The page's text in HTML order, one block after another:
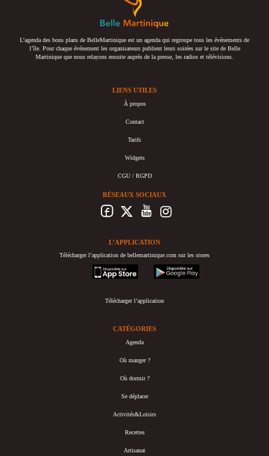
L’agenda des bons plans de BelleMartinique est un agenda qui regroupe tous les événements de
l’île. Pour chaque événement les organisateurs publient leurs soirées sur le site de Belle
Martinique que nous relayons ensuite auprès de la presse, les radios et télévisions.
LIENS UTILES
À propos
Contact
Tarifs
Widgets
CGU / RGPD
RÉSEAUX SOCIAUX
L’APPLICATION
Télécharger l’application de bellemartinique.com sur les stores
appstore
googleplay
Télécharger l’application
CATÉGORIES
Agenda
Où manger ?
Où dormir ?
Se déplacer
Activités&Loisirs
Recettes
Artisanat